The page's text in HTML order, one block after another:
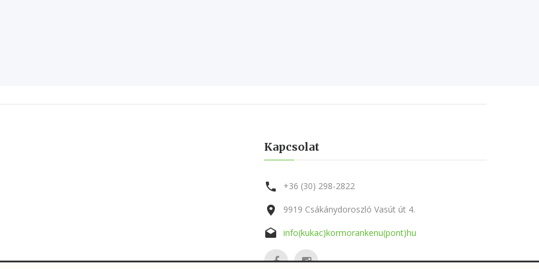
Kapcsolat
+36 (30) 298-2822
9919 Csákánydoroszló Vasút út 4.
info(kukac)kormorankenu(pont)hu